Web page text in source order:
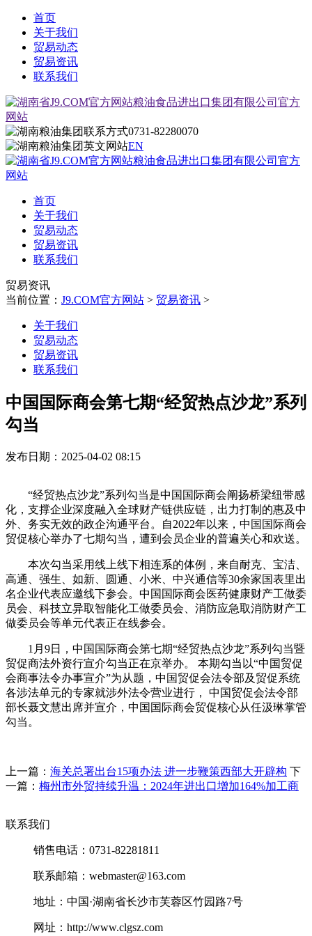
首页
关于我们
贸易动态
贸易资讯
联系我们
0731-82280070
EN
首页
关于我们
贸易动态
贸易资讯
联系我们
贸易资讯
当前位置： J9.COM官方网站 > 贸易资讯 >
关于我们
贸易动态
贸易资讯
联系我们
中国国际商会第七期“经贸热点沙龙”系列
勾当
发布日期：2025-04-02 08:15
“经贸热点沙龙”系列勾当是中国国际商会阐扬桥梁纽带感
化，支撑企业深度融入全球财产链供应链，出力打制的惠及中
外、务实无效的政企沟通平台。自2022年以来，中国国际商会
贸促核心举办了七期勾当，遭到会员企业的普遍关心和欢送。
本次勾当采用线上线下相连系的体例，来自耐克、宝洁、
高通、强生、如新、圆通、小米、中兴通信等30余家国表里出
名企业代表应邀线下参会。中国国际商会医药健康财产工做委
员会、科技立异取智能化工做委员会、消防应急取消防财产工
做委员会等单元代表正在线参会。
1月9日，中国国际商会第七期“经贸热点沙龙”系列勾当暨
贸促商法外资行宣介勾当正在京举办。 本期勾当以“中国贸促
会商事法令办事宣介”为从题，中国贸促会法令部及贸促系统
各涉法单元的专家就涉外法令营业进行， 中国贸促会法令部
部长聂文慧出席并宣介，中国国际商会贸促核心从任汲琳掌管
勾当。
上一篇： 海关总署出台15项办法 进一步鞭策西部大开辟构 下
一篇： 梅州市外贸持续升温：2024年进出口增加164%加工商
联系我们
销售电话：0731-82281811
联系邮箱：webmaster@163.com
地址：中国·湖南省长沙市芙蓉区竹园路7号
网址：http://www.clgsz.com